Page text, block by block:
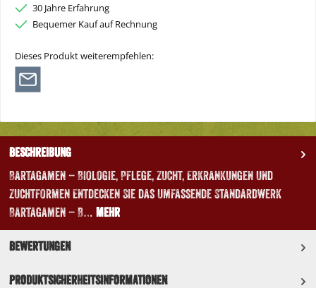
30 Jahre Erfahrung
Bequemer Kauf auf Rechnung
Dieses Produkt weiterempfehlen:
Beschreibung
Bartagamen – Biologie, Pflege, Zucht, Erkrankungen und
Zuchtformen Entdecken Sie das umfassende Standardwerk
Bartagamen – B… Mehr
Bewertungen
Produktsicherheitsinformationen